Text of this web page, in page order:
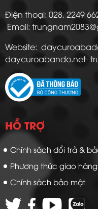
Điện thoại: 028.
Email:
Website:
daycuroabando.net-
HỖ TRỢ
Chính sách đổi trả &
Phương thức giao hàng
Chính sách bảo mật